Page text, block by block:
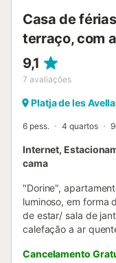
Casa de
terraço, com
9,1
7 avaliações
Platja de les
6 pess. 4 quartos
Internet,
cama
"Dorine",
luminoso, em forma
de estar/ sala de
calefação a ar
comprimento). 1
Cancelamento